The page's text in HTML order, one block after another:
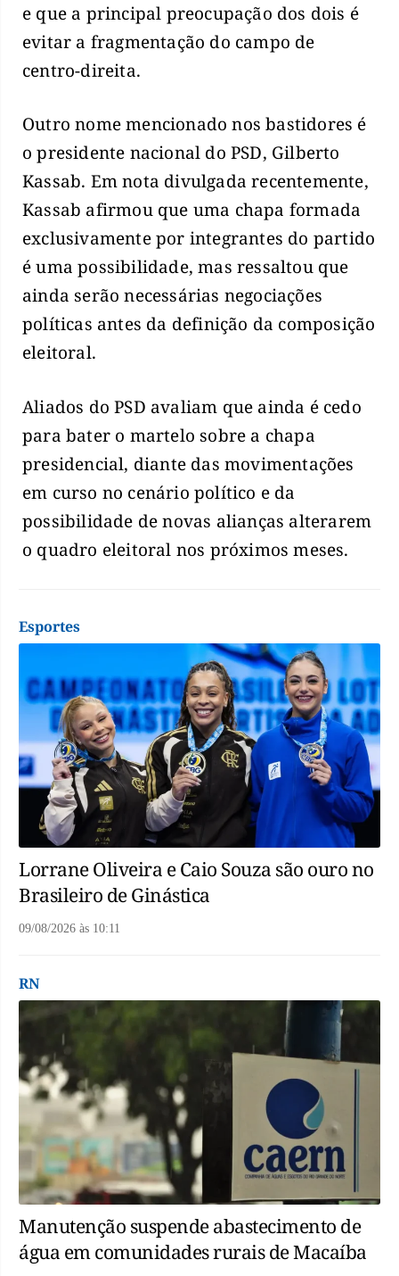
e que a principal preocupação dos dois é
evitar a fragmentação do campo de
centro-direita.
Outro nome mencionado nos bastidores é
o presidente nacional do PSD, Gilberto
Kassab. Em nota divulgada recentemente,
Kassab afirmou que uma chapa formada
exclusivamente por integrantes do partido
é uma possibilidade, mas ressaltou que
ainda serão necessárias negociações
políticas antes da definição da composição
eleitoral.
Aliados do PSD avaliam que ainda é cedo
para bater o martelo sobre a chapa
presidencial, diante das movimentações
em curso no cenário político e da
possibilidade de novas alianças alterarem
o quadro eleitoral nos próximos meses.
Esportes
Lorrane Oliveira e Caio Souza são ouro no
Brasileiro de Ginástica
09/08/2026 às 10:11
RN
Manutenção suspende abastecimento de
água em comunidades rurais de Macaíba